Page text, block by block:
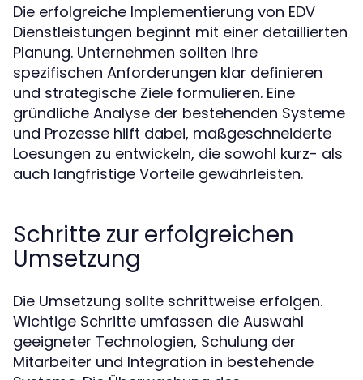
Die erfolgreiche Implementierung von EDV
Dienstleistungen beginnt mit einer detaillierten
Planung. Unternehmen sollten ihre
spezifischen Anforderungen klar definieren
und strategische Ziele formulieren. Eine
gründliche Analyse der bestehenden Systeme
und Prozesse hilft dabei, maßgeschneiderte
Loesungen zu entwickeln, die sowohl kurz- als
auch langfristige Vorteile gewährleisten.
Schritte zur erfolgreichen
Umsetzung
Die Umsetzung sollte schrittweise erfolgen.
Wichtige Schritte umfassen die Auswahl
geeigneter Technologien, Schulung der
Mitarbeiter und Integration in bestehende